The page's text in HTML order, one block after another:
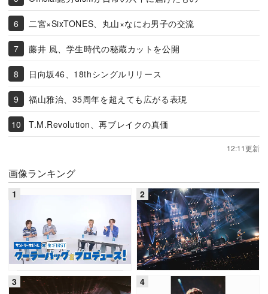
二宮×SixTONES、丸山×なにわ男子の交流
藤井 風、学生時代の秘蔵カットを公開
日向坂46、18thシングルリリース
福山雅治、35周年を超えても広がる表現
T.M.Revolution、再ブレイクの真価
12:11更新
画像ランキング